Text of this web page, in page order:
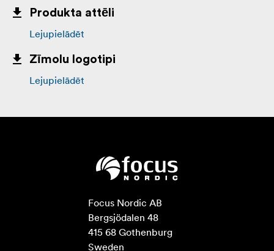
Produkta attēli
Lejupielādēt
Zīmolu logotipi
Lejupielādēt
Focus Nordic AB
Bergsjödalen 48
415 68 Gothenburg
Sweden